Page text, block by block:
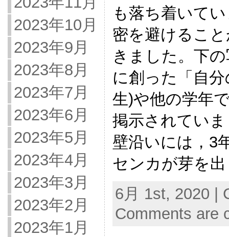
2023年10月
2023年9月
2023年8月
2023年7月
2023年6月
2023年5月
2023年4月
2023年3月
2023年2月
2023年1月
も落ち着いて
密を避けるこ
きました。下
に創った「自
生)や他の学年
掲示されてい
壁沿いには，3
センカが芽を
6月 1st, 2020 |
Comments are